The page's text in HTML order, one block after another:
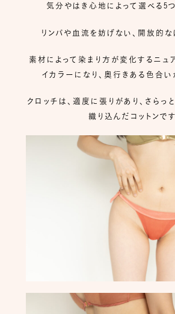
気分やはき心地によって選べる5つ
リンパや血流を妨げない、開放的な
素材によって染まり方が変化するニュ
イカラーになり、奥行きある色合い
クロッチは、適度に張りがあり、さらっ
織り込んだコットンです